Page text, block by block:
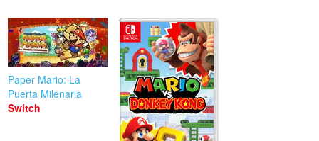
Paper Mario: La
Puerta Milenaria
Switch